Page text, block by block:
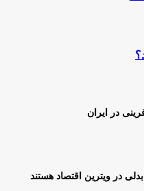
در ایران
در ویترین اقتصاد هستند